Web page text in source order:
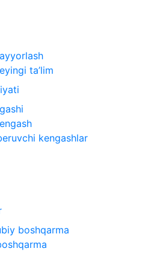
ta’lim
kengashlar
boshqarma